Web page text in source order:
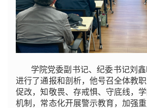
学院党委副书记、纪委书记刘
进行了通报和剖析，他号召全体教
促改，知敬畏、存戒惧、守底线，
机制，常态化开展警示教育，加强